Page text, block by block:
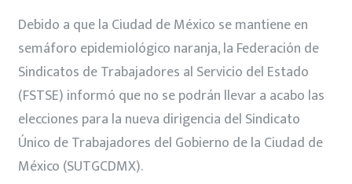
Debido a que la Ciudad de México se mantiene en
semáforo epidemiológico naranja, la Federación de
Sindicatos de Trabajadores al Servicio del Estado
(FSTSE) informó que no se podrán llevar a acabo las
elecciones para la nueva dirigencia del Sindicato
Único de Trabajadores del Gobierno de la Ciudad de
México (SUTGCDMX).